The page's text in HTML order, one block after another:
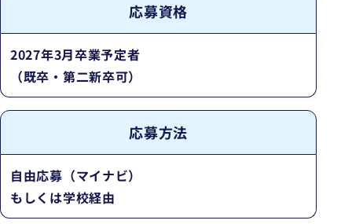
応募資格
2027年3月卒業予定者
（既卒・第二新卒可）
応募方法
自由応募（マイナビ）
もしくは学校経由